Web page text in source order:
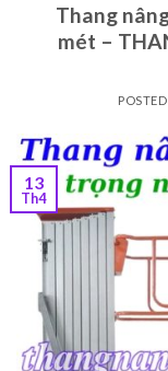
Thang
mét –
13
Th4